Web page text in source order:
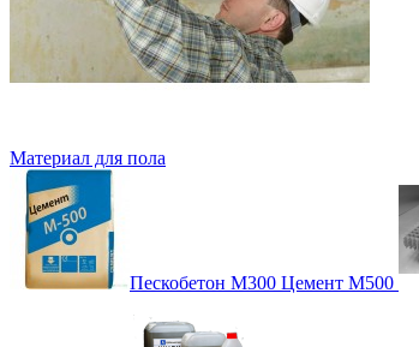
Материал для пола
Пескобетон М300 Цемент М500